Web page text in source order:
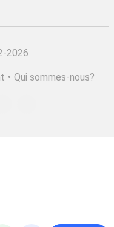
2026
• Qui sommes-nous?